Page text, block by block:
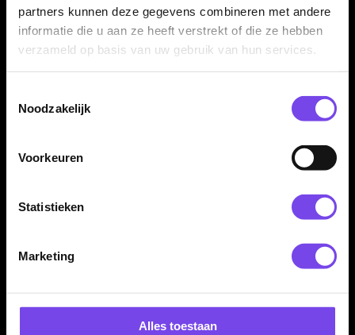
partners kunnen deze gegevens combineren met andere
informatie die u aan ze heeft verstrekt of die ze hebben
verzameld op basis van uw gebruik van hun services.
Noodzakelijk
Voorkeuren
Statistieken
Marketing
Alles toestaan
€ 89.95 € 97.95
90% - Dartpijlen
BULL'S Xanti van den
Bergh 90% - Dartpijlen